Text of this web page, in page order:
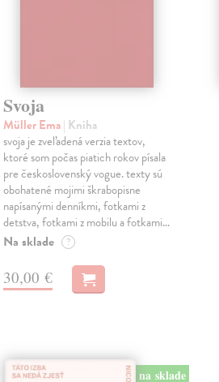
Svoja
Müller Ema| Kniha
svoja je zveľadená verzia textov,
ktoré som počas piatich rokov písala
pre československý vogue. texty sú
obohatené mojimi škrabopisne
napísanými denníkmi, fotkami z
detstva, fotkami z mobilu a fotkami…
Na sklade ?
30,00 €
na sklade